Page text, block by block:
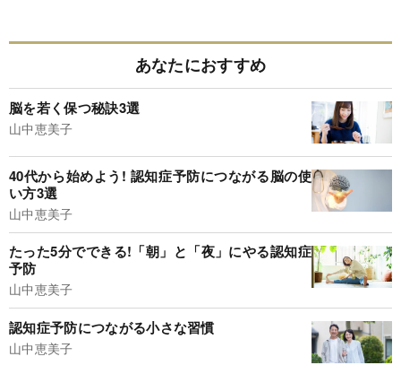
あなたにおすすめ
脳を若く保つ秘訣3選
山中恵美子
40代から始めよう! 認知症予防につながる脳の使
い方3選
山中恵美子
たった5分でできる!「朝」と「夜」にやる認知症
予防
山中恵美子
認知症予防につながる小さな習慣
山中恵美子